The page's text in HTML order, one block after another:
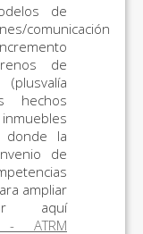
de
comunicación
de
hechos
donde la
de
ampliar
aquí
- ATRM